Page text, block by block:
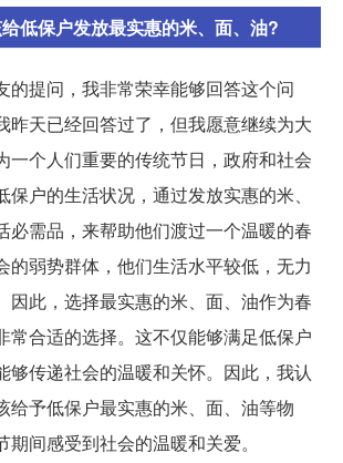
低保户发放最实惠的米、面、油?
的提问，我非常荣幸能够回答这个问
昨天已经回答过了，但我愿意继续为大
一个人们重要的传统节日，政府和社会
户的生活状况，通过发放实惠的米、
必需品，来帮助他们渡过一个温暖的春
的弱势群体，他们生活水平较低，无力
因此，选择最实惠的米、面、油作为春
常合适的选择。这不仅能够满足低保户
够传递社会的温暖和关怀。因此，我认
给予低保户最实惠的米、面、油等物
间感受到社会的温暖和关爱。